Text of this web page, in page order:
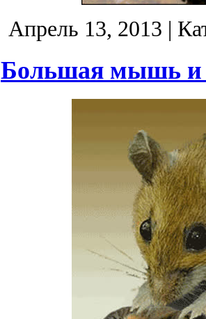
Апрель 13, 2013 |
Большая мышь и